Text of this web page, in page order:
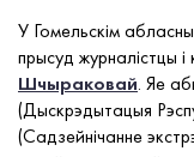
У Гомельскім
прысуд журналістцы
Шчыраковай. Яе
(Дыскрэдытацыя
(Садзейнічанне